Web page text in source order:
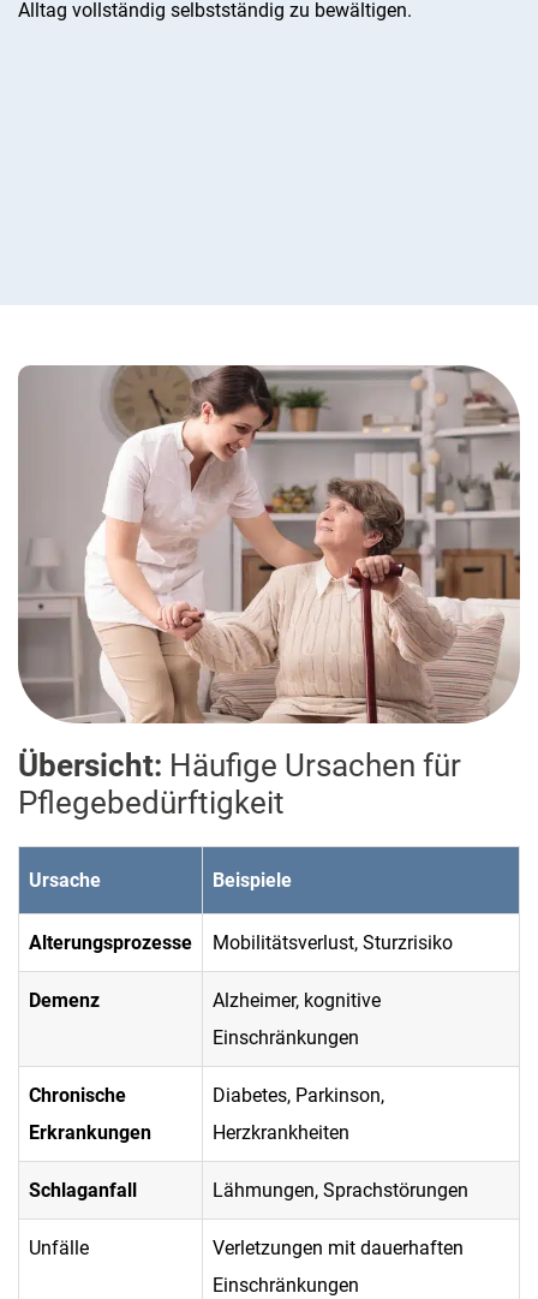
Alltag vollständig selbstständig zu bewältigen.
Übersicht: Häufige Ursachen für
Pflegebedürftigkeit
Ursache Beispiele
Alterungsprozesse Mobilitätsverlust, Sturzrisiko
Demenz
Alzheimer, kognitive
Einschränkungen
Chronische
Erkrankungen
Diabetes, Parkinson,
Herzkrankheiten
Schlaganfall Lähmungen, Sprachstörungen
Unfälle
Verletzungen mit dauerhaften
Einschränkungen